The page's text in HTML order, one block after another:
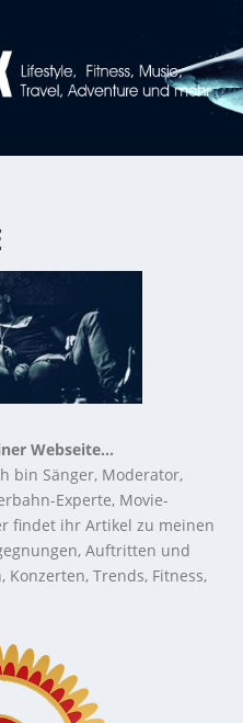
Webseite...
bin Sänger, Moderator,
Experte, Movie-
findet ihr Artikel zu meinen
Auftritten und
Trends, Fitness,